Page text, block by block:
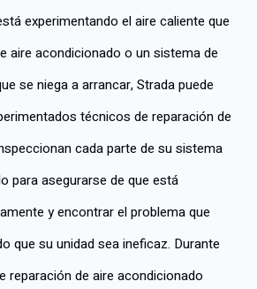
experimentando el aire caliente que
aire acondicionado o un sistema de
se niega a arrancar, Strada puede
técnicos de reparación de
cada parte de su sistema
para asegurarse de que está
y encontrar el problema que
que su unidad sea ineficaz. Durante
reparación de aire acondicionado